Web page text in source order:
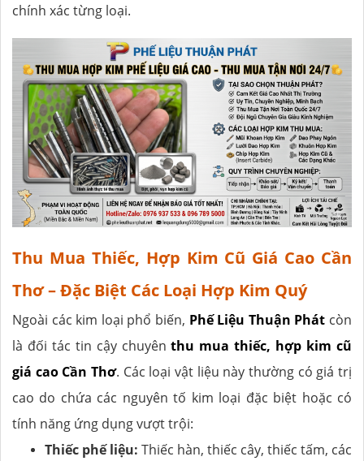
chính xác từng loại.
Thu Mua Thiếc, Hợp Kim Cũ Giá Cao Cần
Thơ – Đặc Biệt Các Loại Hợp Kim Quý
Ngoài các kim loại phổ biến, Phế Liệu Thuận Phát còn
là đối tác tin cậy chuyênthu mua thiếc, hợp kim cũ
giá cao Cần Thơ. Các loại vật liệu này thường có giá trị
cao do chứa các nguyên tố kim loại đặc biệt hoặc có
tính năng ứng dụng vượt trội:
Thiếc phế liệu: Thiếc hàn, thiếc cây, thiếc tấm, các